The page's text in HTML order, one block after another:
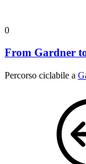
0
From Gardner
Percorso ciclabile a